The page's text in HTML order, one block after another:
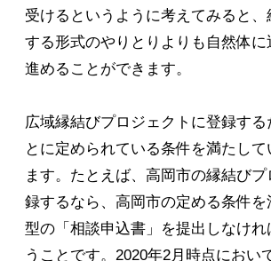
受けるというように考えてみると
する形式のやりとりよりも自然体
進めることができます。
広域縁結びプロジェクトに登録す
とに定められている条件を満たして
ます。たとえば、高岡市の縁結び
録するなら、高岡市の定める条件を
型の「相談申込書」を提出しなけ
うことです。2020年2月時点におい